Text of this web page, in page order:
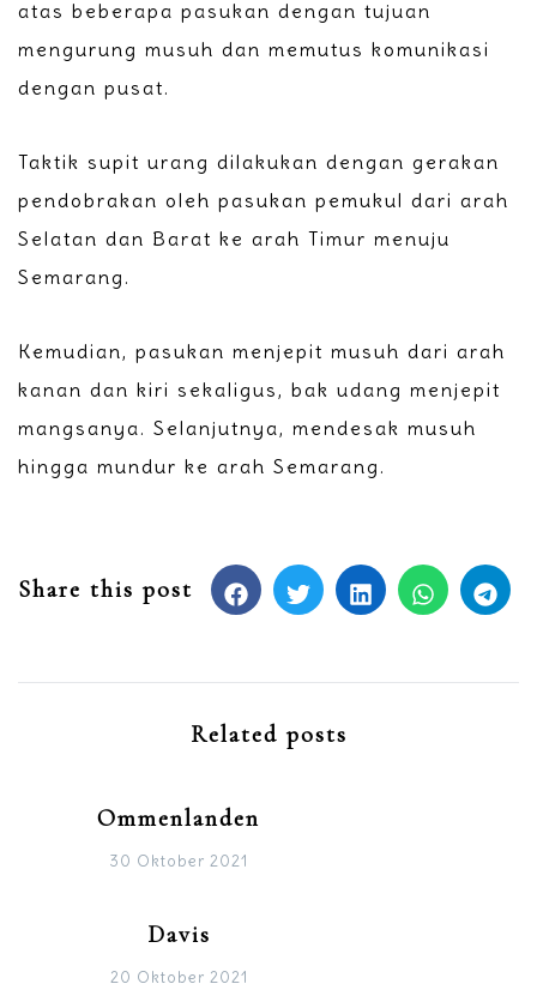
atas beberapa pasukan dengan tujuan
mengurung musuh dan memutus komunikasi
dengan pusat.
Taktik supit urang dilakukan dengan gerakan
pendobrakan oleh pasukan pemukul dari arah
Selatan dan Barat ke arah Timur menuju
Semarang.
Kemudian, pasukan menjepit musuh dari arah
kanan dan kiri sekaligus, bak udang menjepit
mangsanya. Selanjutnya, mendesak musuh
hingga mundur ke arah Semarang.
Share this post
Related posts
Ommenlanden
30 Oktober 2021
Davis
20 Oktober 2021